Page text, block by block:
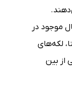
موجود در
لکه‌های
از بین